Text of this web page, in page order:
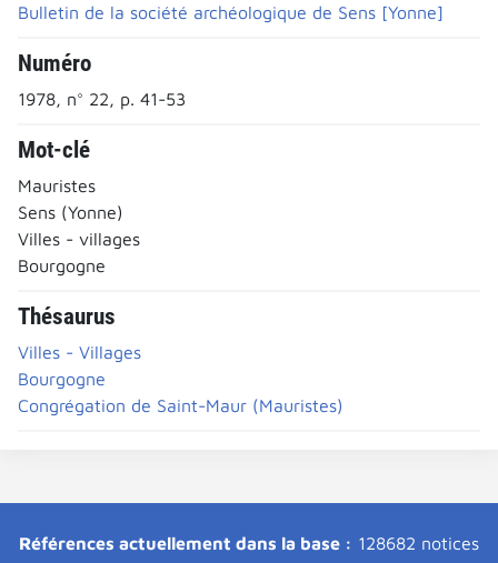
Bulletin de la société archéologique de Sens [Yonne]
Numéro
1978, n° 22, p. 41-53
Mot-clé
Mauristes
Sens (Yonne)
Villes - villages
Bourgogne
Thésaurus
Villes - Villages
Bourgogne
Congrégation de Saint-Maur (Mauristes)
Références actuellement dans la base : 128682 notices